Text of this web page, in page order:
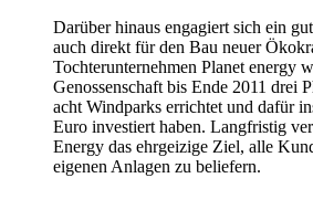
Darüber hinaus engagiert sich ein
auch direkt für den Bau neuer
Tochterunternehmen Planet energy
Genossenschaft bis Ende 2011 drei
acht Windparks errichtet und dafür
Euro investiert haben. Langfristig
Energy das ehrgeizige Ziel, alle
eigenen Anlagen zu beliefern.